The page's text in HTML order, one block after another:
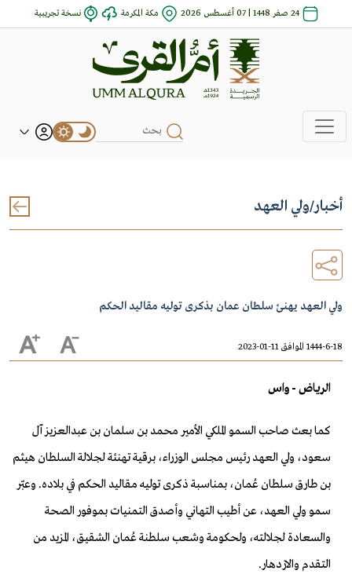
24 صفر 1448 | 07 أغسطس 2026 مكة المكرمة نسخة تجريبية
أخبار/ولي العهد
ولي العهد يهنئ سلطان عمان بذكرى توليه مقاليد الحكم
1444-6-18 الموافق 11-01-2023
الرياض - واس
كما بعث صاحب السمو الملكي الأمير محمد بن سلمان بن عبدالعزيز آل
سعود، ولي العهد رئيس مجلس الوزراء، برقية تهنئة لجلالة السلطان هيثم
بن طارق سلطان عُمان، بمناسبة ذكرى توليه مقاليد الحكم في بلاده. وعبّر
سمو ولي العهد، عن أطيب التهاني وأصدق التمنيات بموفور الصحة
والسعادة لجلالته، ولحكومة وشعب سلطنة عُمان الشقيق، المزيد من
التقدم والازدهار.